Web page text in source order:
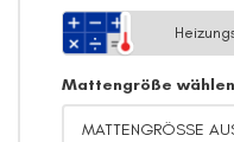
Mattengröße wählen